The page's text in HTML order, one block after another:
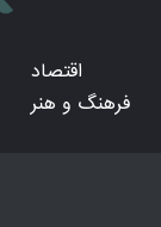
اقتصاد
فرهنگ و هنر